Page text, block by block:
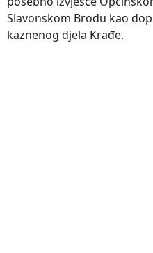
Slavonskom Brodu kao
kaznenog djela Krađe.